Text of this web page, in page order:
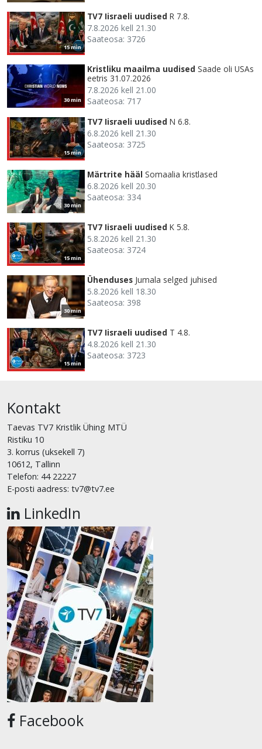
15 min
TV7 Iisraeli uudised R 7.8.
7.8.2026 kell 21.30
Saateosa: 3726
30 min
Kristliku maailma uudised Saade oli USAs
eetris 31.07.2026
7.8.2026 kell 21.00
Saateosa: 717
15 min
TV7 Iisraeli uudised N 6.8.
6.8.2026 kell 21.30
Saateosa: 3725
30 min
Märtrite hääl Somaalia kristlased
6.8.2026 kell 20.30
Saateosa: 334
15 min
TV7 Iisraeli uudised K 5.8.
5.8.2026 kell 21.30
Saateosa: 3724
30 min
Ühenduses Jumala selged juhised
5.8.2026 kell 18.30
Saateosa: 398
15 min
TV7 Iisraeli uudised T 4.8.
4.8.2026 kell 21.30
Saateosa: 3723
Kontakt
Taevas TV7 Kristlik Ühing MTÜ
Ristiku 10
3. korrus (uksekell 7)
10612, Tallinn
Telefon: 44 22227
E-posti aadress: tv7@tv7.ee
LinkedIn
Facebook